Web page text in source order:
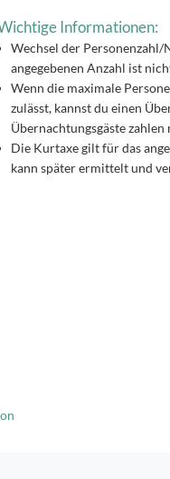
Informationen:
Wechsel der
angegebenen Anzahl ist
Wenn die maximale
zulässt, kannst du einen
Übernachtungsgäste
Die Kurtaxe gilt für das
kann später ermittelt und